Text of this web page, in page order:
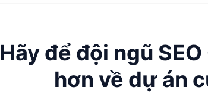
Hãy để đội ngũ
hơn về dự án